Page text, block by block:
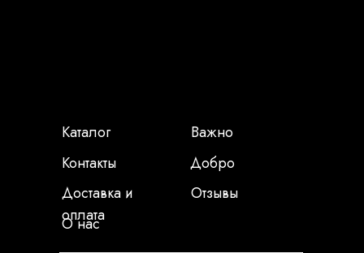
Каталог
Контакты
Доставка и
оплата
О нас
Важно
Добро
Отзывы